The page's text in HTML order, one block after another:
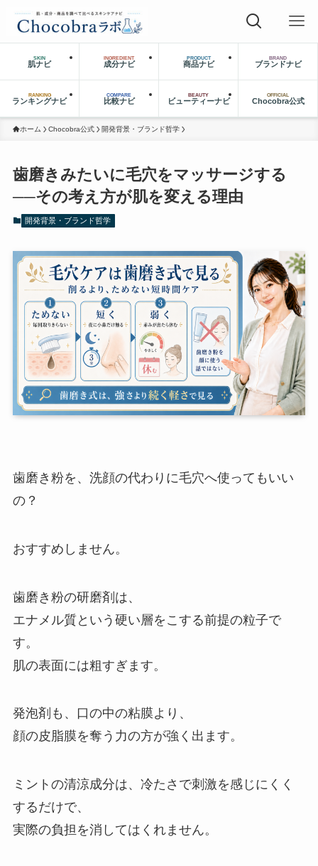
SKIN
肌ナビ
INGREDIENT
成分ナビ
PRODUCT
商品ナビ
BRAND
ブランドナビ
RANKING
ランキングナビ
COMPARE
比較ナビ
BEAUTY
ビューティーナビ
OFFICIAL
Chocobra公式
ホーム Chocobra公式 開発背景・ブランド哲学
歯磨きみたいに毛穴をマッサージする
──その考え方が肌を変える理由
開発背景・ブランド哲学
歯磨き粉を、洗顔の代わりに毛穴へ使ってもいい
の？
おすすめしません。
歯磨き粉の研磨剤は、
エナメル質という硬い層をこする前提の粒子で
す。
肌の表面には粗すぎます。
発泡剤も、口の中の粘膜より、
顔の皮脂膜を奪う力の方が強く出ます。
ミントの清涼成分は、冷たさで刺激を感じにくく
するだけで、
実際の負担を消してはくれません。